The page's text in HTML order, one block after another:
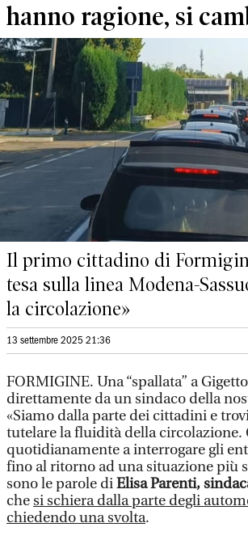
hanno ragione, si
Il primo cittadino di
tesa sulla linea Modena-
la circolazione»
13 settembre 2025 21:36
FORMIGINE. Una “spallata” a
direttamente da un sindaco della
«Siamo dalla parte dei cittadini e
tutelare la fluidità della circolazione.
quotidianamente a interrogare gli
fino al ritorno ad una situazione più
sono le parole diElisa Parenti,
chesi schiera dalla parte degli
chiedendo una svolta.